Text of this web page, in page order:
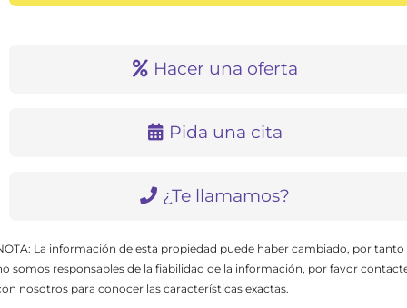
Hacer una oferta
Pida una cita
¿Te llamamos?
La información de esta propiedad puede haber cambiado, por tanto
somos responsables de la fiabilidad de la información, por favor
nosotros para conocer las características exactas.